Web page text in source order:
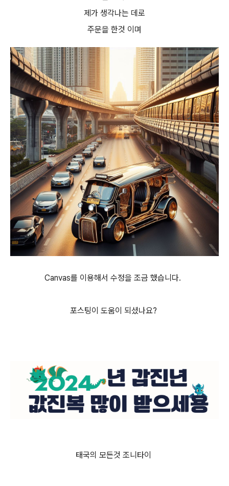
제가 생각나는 데로
주문을 한것 이며
Canvas를 이용해서 수정을 조금 했습니다.
포스팅이 도움이 되셨나요?
태국의 모든것 조니타이